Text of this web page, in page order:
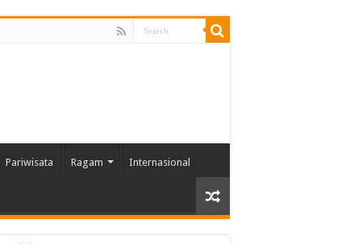
Pariwisata Ragam Internasional